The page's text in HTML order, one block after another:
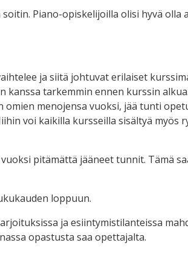
Piano-opiskelijoilla olisi hyvä olla
ja siitä johtuvat erilaiset
tarkemmin ennen kurssin
omien menojensa vuoksi, jää tunti
voi kaikilla kursseilla sisältyä myös
pitämättä jääneet tunnit. Tämä
loppuun.
ja esiintymistilanteissa
opastusta saa opettajalta.